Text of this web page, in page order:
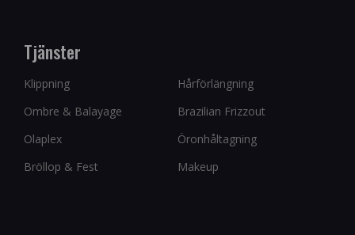
Tjänster
Klippning
Hårförlängning
Ombre & Balayage
Brazilian Frizzout
Olaplex
Öronhåltagning
Bröllop & Fest
Makeup